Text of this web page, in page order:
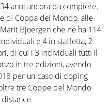
anni ancora da compiere,
di Coppa del Mondo, alle
Bjoergen che ne ha 114.
e 4 in staffetta, 2
di cui i 3 individuali tutti il
in tre edizioni, avendo
per un caso di doping
tre Coppe del Mondo